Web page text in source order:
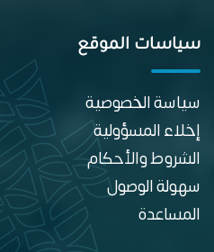
سياسات الموقع
سياسة الخصوصية
إخلاء المسؤولية
الشروط والأحكام
سهولة الوصول
المساعدة